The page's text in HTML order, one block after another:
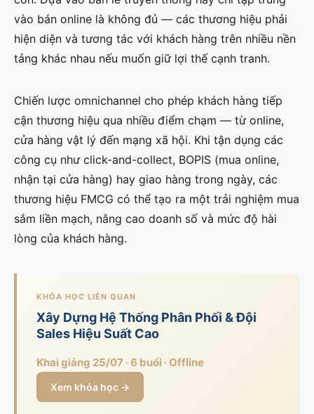
vào bán online là không đủ — các thương hiệu phải
hiện diện và tương tác với khách hàng trên nhiều nền
tảng khác nhau nếu muốn giữ lợi thế cạnh tranh.
Chiến lược omnichannel cho phép khách hàng tiếp
cận thương hiệu qua nhiều điểm chạm — từ online,
cửa hàng vật lý đến mạng xã hội. Khi tận dụng các
công cụ như click-and-collect, BOPIS (mua online,
nhận tại cửa hàng) hay giao hàng trong ngày, các
thương hiệu FMCG có thể tạo ra một trải nghiệm mua
sắm liền mạch, nâng cao doanh số và mức độ hài
lòng của khách hàng.
KHÓA HỌC LIÊN QUAN
Xây Dựng Hệ Thống Phân Phối & Đội
Sales Hiệu Suất Cao
Khai giảng 25/07 · 6 buổi · Offline
Xem khóa học →